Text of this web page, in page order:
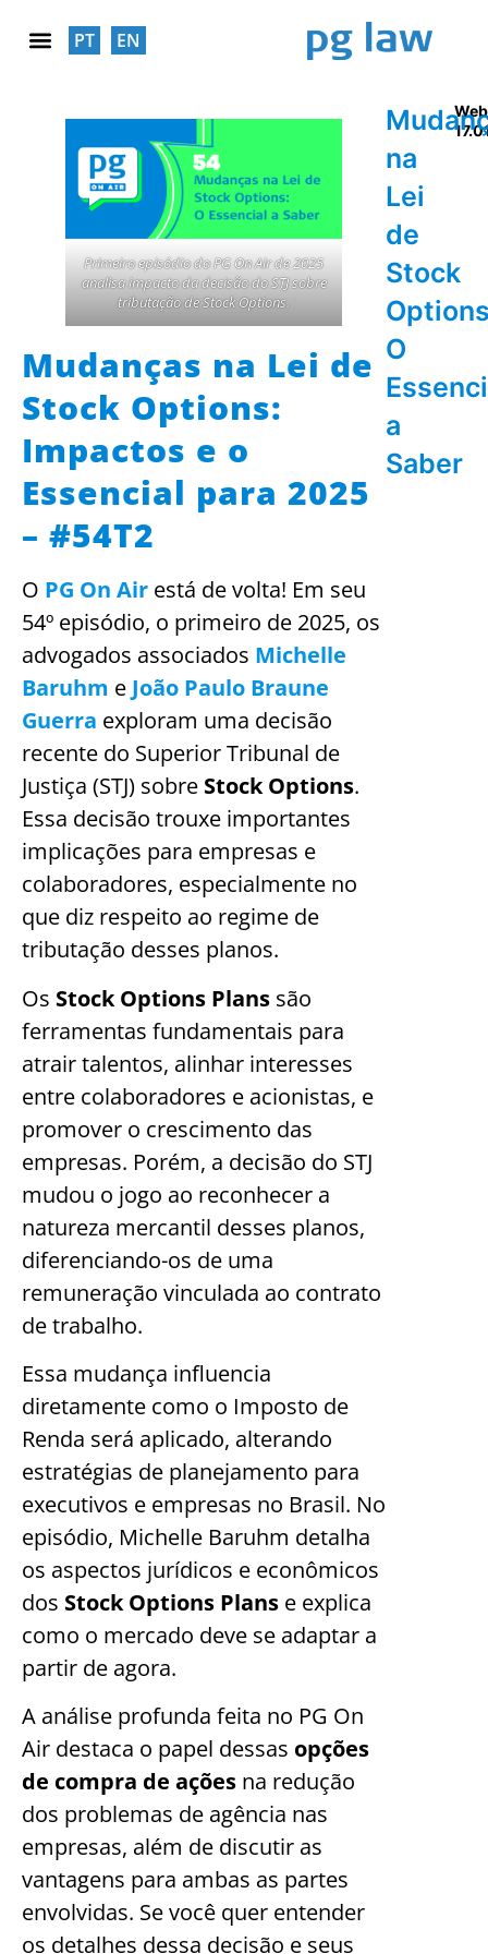
PT EN
na
Lei
de
Stock
O
a
Saber
Primeiro episódio do PG On Air de 2025
analisa impacto da decisão do STJ sobre
tributação de Stock Options.
Mudanças na Lei de
Stock Options:
Impactos e o
Essencial para 2025
– #54T2
O PG On Air está de volta! Em seu
54º episódio, o primeiro de 2025, os
advogados associados Michelle
Baruhm e João Paulo Braune
Guerra exploram uma decisão
recente do Superior Tribunal de
Justiça (STJ) sobre Stock Options.
Essa decisão trouxe importantes
implicações para empresas e
colaboradores, especialmente no
que diz respeito ao regime de
tributação desses planos.
Os Stock Options Plans são
ferramentas fundamentais para
atrair talentos, alinhar interesses
entre colaboradores e acionistas, e
promover o crescimento das
empresas. Porém, a decisão do STJ
mudou o jogo ao reconhecer a
natureza mercantil desses planos,
diferenciando-os de uma
remuneração vinculada ao contrato
de trabalho.
Essa mudança influencia
diretamente como o Imposto de
Renda será aplicado, alterando
estratégias de planejamento para
executivos e empresas no Brasil. No
episódio, Michelle Baruhm detalha
os aspectos jurídicos e econômicos
dos Stock Options Plans e explica
como o mercado deve se adaptar a
partir de agora.
A análise profunda feita no PG On
Air destaca o papel dessas opções
de compra de ações na redução
dos problemas de agência nas
empresas, além de discutir as
vantagens para ambas as partes
envolvidas. Se você quer entender
os detalhes dessa decisão e seus